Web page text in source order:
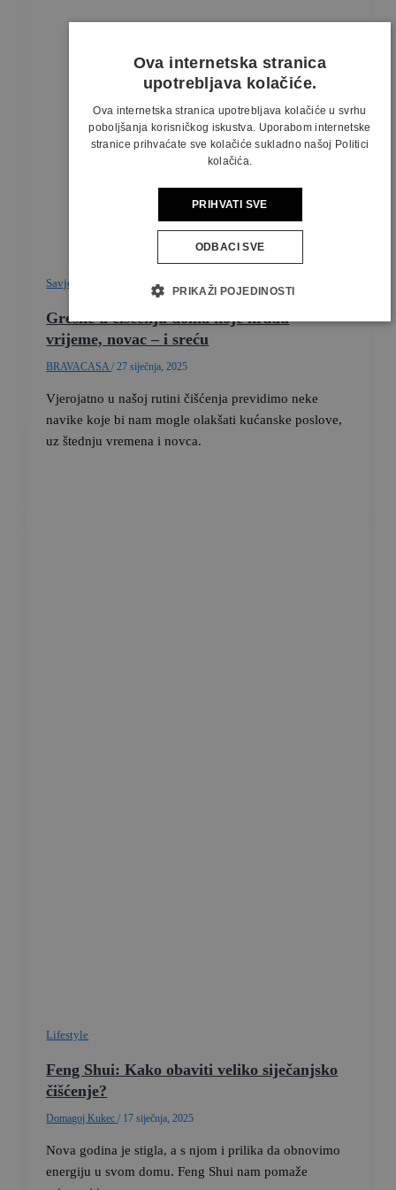
Savjeti & Ideje
Greške u čišćenju doma koje kradu
vrijeme, novac – i sreću
BRAVACASA/27 siječnja, 2025
Vjerojatno u našoj rutini čišćenja previdimo neke
navike koje bi nam mogle olakšati kućanske poslove,
uz štednju vremena i novca.
Lifestyle
Feng Shui: Kako obaviti veliko siječanjsko
čišćenje?
Domagoj Kukec/ 17 siječnja, 2025
Nova godina je stigla, a s njom i prilika da obnovimo
energiju u svom domu. Feng Shui nam pomaže
Ova internetska stranica
upotrebljava kolačiće.
Ova internetska stranica upotrebljava kolačiće u svrhu
poboljšanja korisničkog iskustva. Uporabom internetske
stranice prihvaćate sve kolačiće sukladno našoj Politici
kolačića.
PRIHVATI SVE
ODBACI SVE
PRIKAŽI POJEDINOSTI